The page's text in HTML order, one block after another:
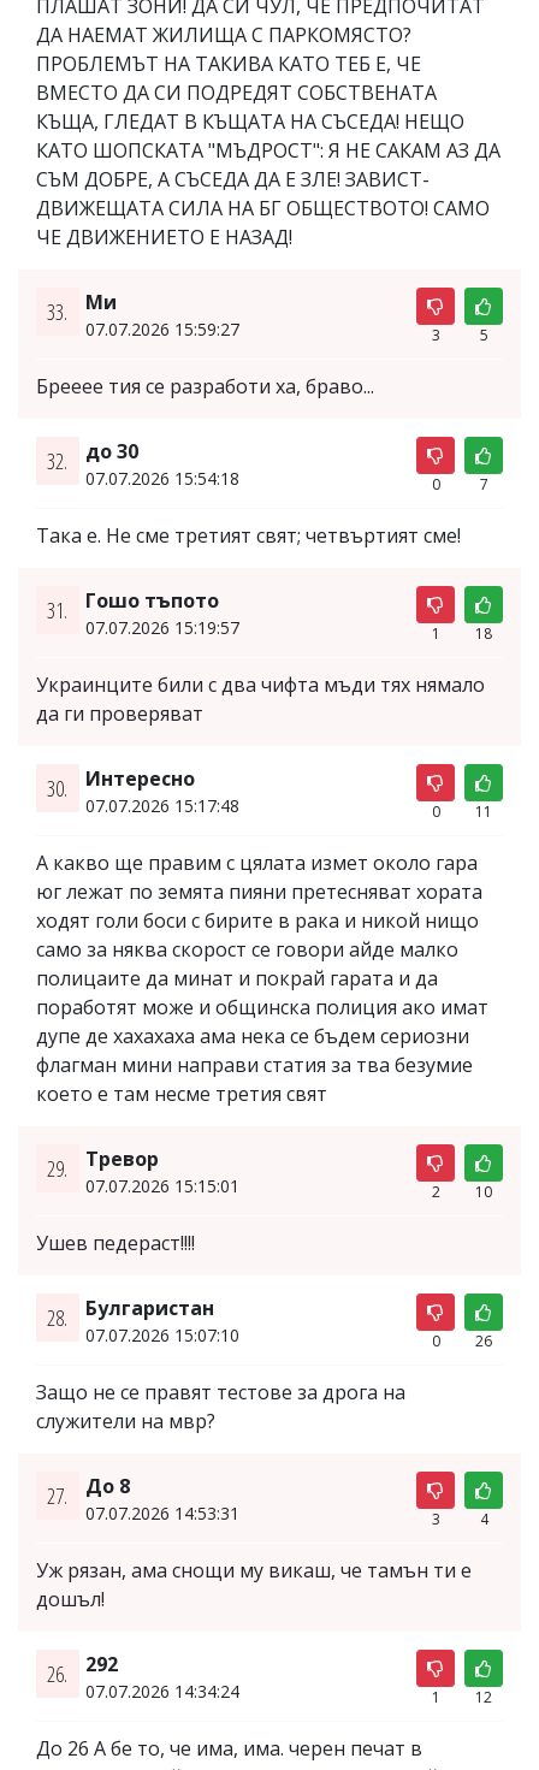
ПЛАШАТ ЗОНИ! ДА СИ ЧУЛ, ЧЕ ПРЕДПОЧИТАТ
ДА НАЕМАТ ЖИЛИЩА С ПАРКОМЯСТО?
ПРОБЛЕМЪТ НА ТАКИВА КАТО ТЕБ Е, ЧЕ
ВМЕСТО ДА СИ ПОДРЕДЯТ СОБСТВЕНАТА
КЪЩА, ГЛЕДАТ В КЪЩАТА НА СЪСЕДА! НЕЩО
КАТО ШОПСКАТА "МЪДРОСТ": Я НЕ САКАМ АЗ ДА
СЪМ ДОБРЕ, А СЪСЕДА ДА Е ЗЛЕ! ЗАВИСТ-
ДВИЖЕЩАТА СИЛА НА БГ ОБЩЕСТВОТО! САМО
ЧЕ ДВИЖЕНИЕТО Е НАЗАД!
33. Ми
07.07.2026 15:59:27 3 5
Брееее тия се разработи ха, браво...
32. до 30
07.07.2026 15:54:18 0 7
Така е. Не сме третият свят; четвъртият сме!
31. Гошо тъпото
07.07.2026 15:19:57 1 18
Украинците били с два чифта мъди тях нямало
да ги проверяват
30. Интересно
07.07.2026 15:17:48 0 11
А какво ще правим с цялата измет около гара
юг лежат по земята пияни претесняват хората
ходят голи боси с бирите в рака и никой нищо
само за няква скорост се говори айде малко
полицаите да минат и покрай гарата и да
поработят може и общинска полиция ако имат
дупе де хахахаха ама нека се бъдем сериозни
флагман мини направи статия за тва безумие
което е там несме третия свят
29. Тревор
07.07.2026 15:15:01 2 10
Ушев педераст!!!!
28. Булгаристан
07.07.2026 15:07:10 0 26
Защо не се правят тестове за дрога на
служители на мвр?
27. До 8
07.07.2026 14:53:31 3 4
Уж рязан, ама снощи му викаш, че тамън ти е
дошъл!
26. 292
07.07.2026 14:34:24 1 12
До 26 А бе то, че има, има. черен печат в